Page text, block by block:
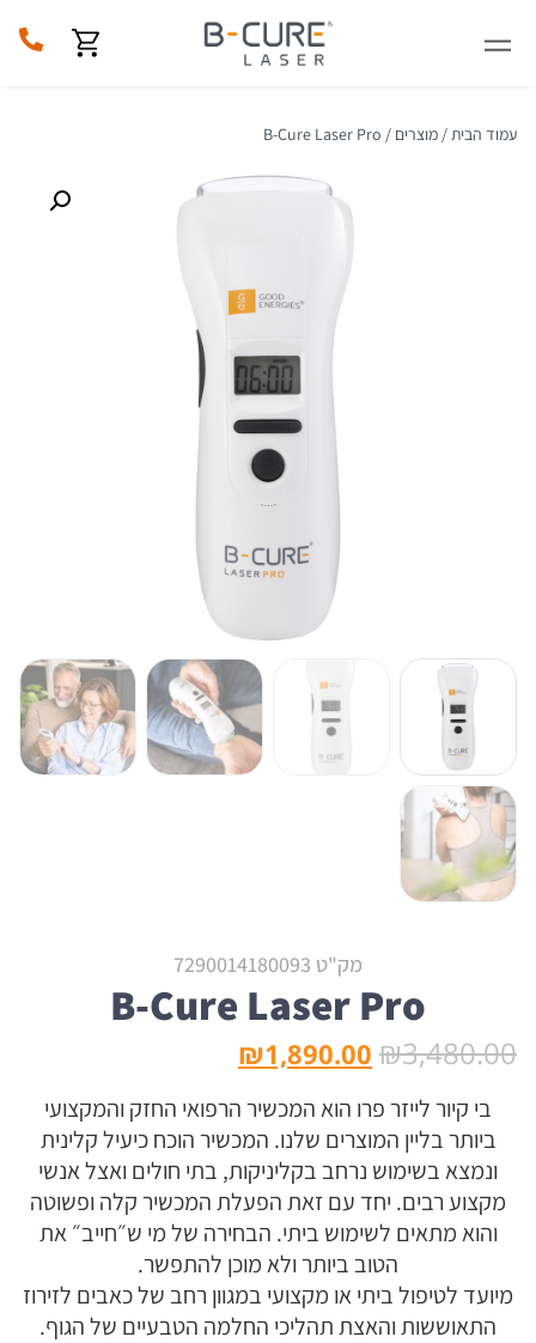
עמוד הבית/ מוצרים / B-Cure Laser Pro
מק"ט 7290014180093
B-Cure Laser Pro
₪3,480.00
₪1,890.00
בי קיור לייזר פרו הוא המכשיר הרפואי החזק והמקצועי
ביותר בליין המוצרים שלנו. המכשיר הוכח כיעיל קלינית
ונמצא בשימוש נרחב בקליניקות, בתי חולים ואצל אנשי
מקצוע רבים. יחד עם זאת הפעלת המכשיר קלה ופשוטה
והוא מתאים לשימוש ביתי. הבחירה של מי ש״חייב״ את
הטוב ביותר ולא מוכן להתפשר.
מיועד לטיפול ביתי או מקצועי במגוון רחב של כאבים לזירוז
התאוששות והאצת תהליכי החלמה הטבעיים של הגוף.